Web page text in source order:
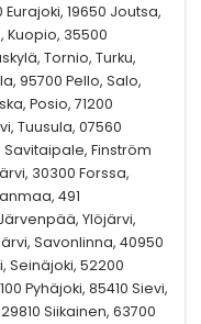
19650 Joutsa,
Kuopio, 35500
Tornio, Turku,
95700 Pello, Salo,
Posio, 71200
Tuusula, 07560
Savitaipale, Finström
30300 Forssa,
491
Ylöjärvi,
Savonlinna, 40950
Seinäjoki, 52200
Pyhäjoki, 85410 Sievi,
Siikainen, 63700